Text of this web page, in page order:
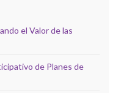
el Valor de las
de Planes de